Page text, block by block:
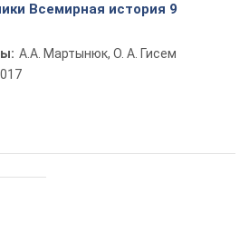
Всемирная история 9
А.А. Мартынюк, О. А. Гисем